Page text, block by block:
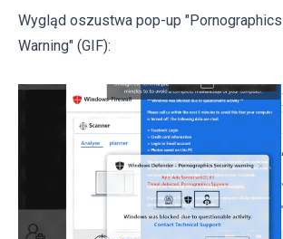
Wygląd oszustwa pop-up
Warning" (GIF):